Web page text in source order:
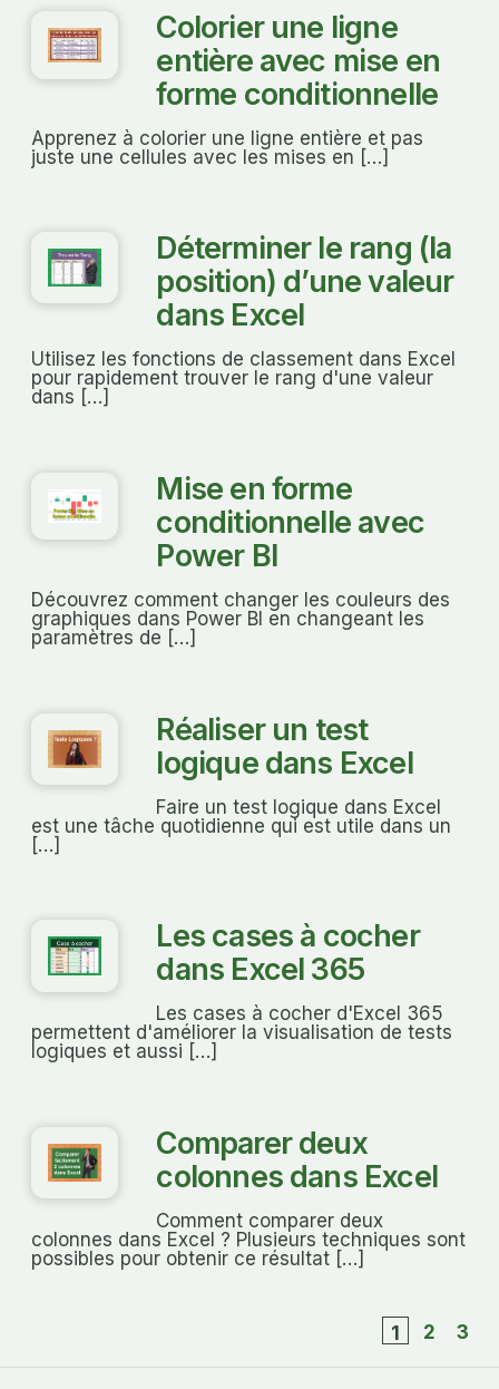
Colorier une ligne
entière avec mise en
forme conditionnelle
Apprenez à colorier une ligne entière et pas
juste une cellules avec les mises en […]
Déterminer le rang (la
position) d’une valeur
dans Excel
Utilisez les fonctions de classement dans Excel
pour rapidement trouver le rang d'une valeur
dans […]
Mise en forme
conditionnelle avec
Power BI
Découvrez comment changer les couleurs des
graphiques dans Power BI en changeant les
paramètres de […]
Réaliser un test
logique dans Excel
Faire un test logique dans Excel
est une tâche quotidienne qui est utile dans un
[…]
Les cases à cocher
dans Excel 365
Les cases à cocher d'Excel 365
permettent d'améliorer la visualisation de tests
logiques et aussi […]
Comparer deux
colonnes dans Excel
Comment comparer deux
colonnes dans Excel ? Plusieurs techniques sont
possibles pour obtenir ce résultat […]
1 2 3